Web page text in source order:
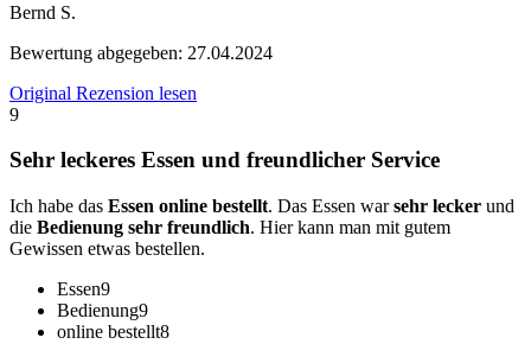
Bernd S.
Bewertung abgegeben: 27.04.2024
Original Rezension lesen
9
Sehr leckeres Essen und freundlicher Service
Ich habe das Essen online bestellt. Das Essen warsehr lecker und
die Bedienung sehr freundlich. Hier kann man mit gutem
Gewissen etwas bestellen.
Essen9
Bedienung9
online bestellt8